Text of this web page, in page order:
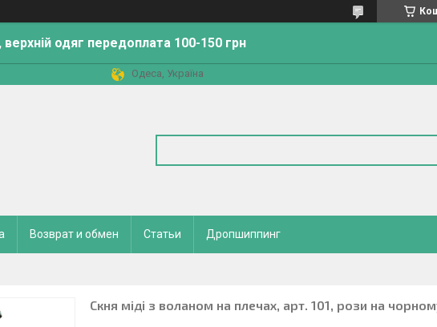
одяг передоплата 100-150 грн
Одеса, Україна
Возврат и обмен Статьи Дропшиппинг
Скня міді з воланом на плечах, арт. 101, рози на